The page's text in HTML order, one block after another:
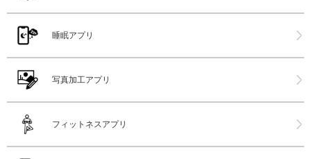
睡眠アプリ
写真加工アプリ
フィットネスアプリ